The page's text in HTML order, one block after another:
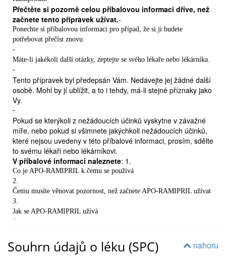
Přečtěte si pozorně celou příbalovou informaci dříve, než
začnete tento přípravek užívat.-
Ponechte si příbalovou informaci pro případ, že si ji budete
potřebovat přečíst znovu.
-
Máte-li jakékoli další otázky, zeptejte se svého lékaře nebo lékárníka.
-
Tento přípravek byl předepsán Vám. Nedávejte jej žádné další
osobě. Mohl by jí ublížit, a to i tehdy, má-li stejné příznaky jako
Vy.
-
Pokud se kterýkoli z nežádoucích účinků vyskytne v závažné
míře, nebo pokud si všimnete jakýchkoli nežádoucích účinků,
které nejsou uvedeny v této příbalové informaci, prosím, sdělte
to svému lékaři nebo lékárníkovi.
V příbalové informaci naleznete: 1.
Co je APO-RAMIPRIL k čemu se používá
2.
Čemu musíte věnovat pozornost, než začnete APO-RAMIPRIL užívat
3.
Jak se APO-RAMIPRIL užívá
4.
5
Jak APO-RAMIPRIL uchovávat
nahoru
Souhrn údajů o léku (SPC)